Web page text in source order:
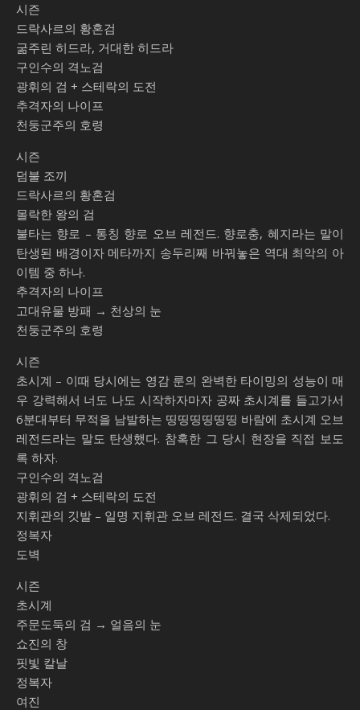
시즌
드락사르의 황혼검
굶주린 히드라, 거대한 히드라
구인수의 격노검
광휘의 검 + 스테락의 도전
추격자의 나이프
천둥군주의 호령
시즌
덤불 조끼
드락사르의 황혼검
몰락한 왕의 검
불타는 향로 – 통칭 향로 오브 레전드. 향로충, 혜지라는 말이
탄생된 배경이자 메타까지 송두리째 바꿔놓은 역대 최악의 아
이템 중 하나.
추격자의 나이프
고대유물 방패 → 천상의 눈
천둥군주의 호령
시즌
초시계 – 이때 당시에는 영감 룬의 완벽한 타이밍의 성능이 매
우 강력해서 너도 나도 시작하자마자 공짜 초시계를 들고가서
6분대부터 무적을 남발하는 띵띵띵띵띵띵 바람에 초시계 오브
레전드라는 말도 탄생했다. 참혹한 그 당시 현장을 직접 보도
록 하자.
구인수의 격노검
광휘의 검 + 스테락의 도전
지휘관의 깃발 – 일명 지휘관 오브 레전드. 결국 삭제되었다.
정복자
도벽
시즌
초시계
주문도둑의 검 → 얼음의 눈
쇼진의 창
핏빛 칼날
정복자
여진